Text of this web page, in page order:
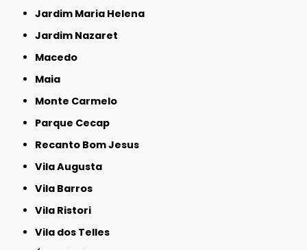
Jardim Maria Helena
Jardim Nazaret
Macedo
Maia
Monte Carmelo
Parque Cecap
Recanto Bom Jesus
Vila Augusta
Vila Barros
Vila Ristori
Vila dos Telles